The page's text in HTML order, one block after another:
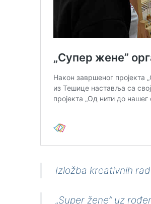
Izložba kreativnih
„Super žene” uz